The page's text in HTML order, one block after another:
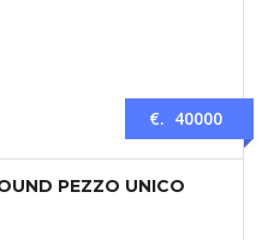
€. 40000
PEZZO UNICO